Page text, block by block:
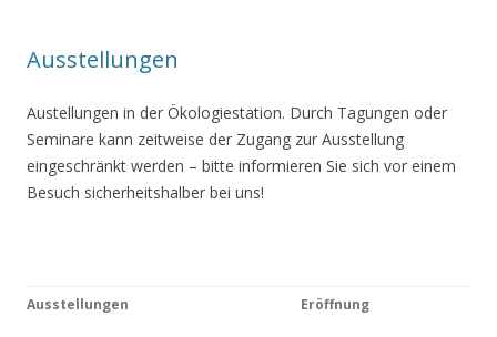
Ausstellungen
Austellungen in der Ökologiestation. Durch Tagungen oder
Seminare kann zeitweise der Zugang zur Ausstellung
eingeschränkt werden – bitte informieren Sie sich vor einem
Besuch sicherheitshalber bei uns!
Ausstellungen Eröffnung